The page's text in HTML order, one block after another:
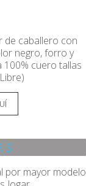
de caballero con
negro, forro y
100% cuero tallas
por mayor modelo